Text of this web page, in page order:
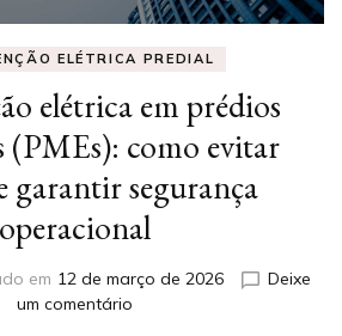
ELÉTRICA PREDIAL
elétrica em prédios
(PMEs): como evitar
garantir segurança
operacional
em 12 de março de 2026
Deixe
um comentárioem